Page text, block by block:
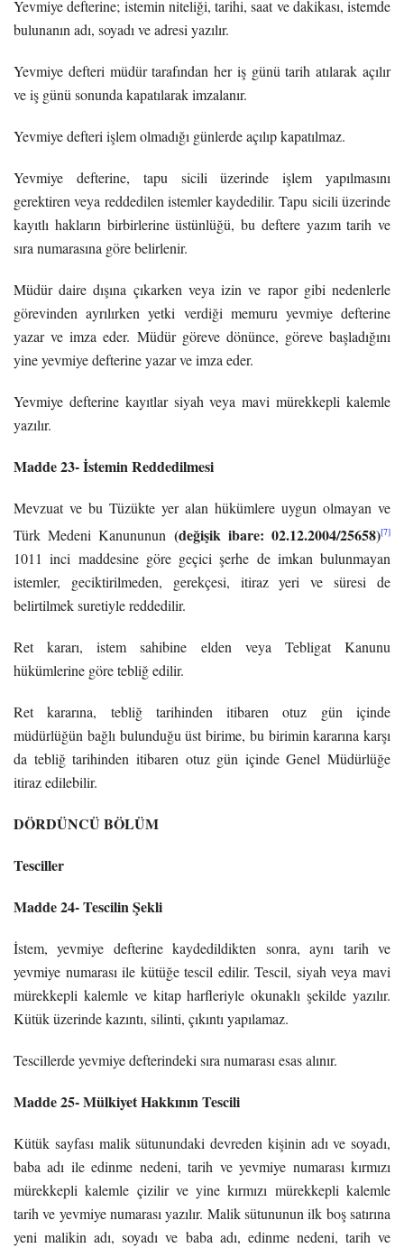
Yevmiye defterine; istemin niteliği, tarihi, saat ve dakikası, istemde
bulunanın adı, soyadı ve adresi yazılır.
Yevmiye defteri müdür tarafından her iş günü tarih atılarak açılır
ve iş günü sonunda kapatılarak imzalanır.
Yevmiye defteri işlem olmadığı günlerde açılıp kapatılmaz.
Yevmiye defterine, tapu sicili üzerinde işlem yapılmasını
gerektiren veya reddedilen istemler kaydedilir. Tapu sicili üzerinde
kayıtlı hakların birbirlerine üstünlüğü, bu deftere yazım tarih ve
sıra numarasına göre belirlenir.
Müdür daire dışına çıkarken veya izin ve rapor gibi nedenlerle
görevinden ayrılırken yetki verdiği memuru yevmiye defterine
yazar ve imza eder. Müdür göreve dönünce, göreve başladığını
yine yevmiye defterine yazar ve imza eder.
Yevmiye defterine kayıtlar siyah veya mavi mürekkepli kalemle
yazılır.
Madde 23- İstemin Reddedilmesi
Mevzuat ve bu Tüzükte yer alan hükümlere uygun olmayan ve
Türk Medeni Kanununun (değişik ibare: 02.12.2004/25658)[7]
1011 inci maddesine göre geçici şerhe de imkan bulunmayan
istemler, geciktirilmeden, gerekçesi, itiraz yeri ve süresi de
belirtilmek suretiyle reddedilir.
Ret kararı, istem sahibine elden veya Tebligat Kanunu
hükümlerine göre tebliğ edilir.
Ret kararına, tebliğ tarihinden itibaren otuz gün içinde
müdürlüğün bağlı bulunduğu üst birime, bu birimin kararına karşı
da tebliğ tarihinden itibaren otuz gün içinde Genel Müdürlüğe
itiraz edilebilir.
DÖRDÜNCÜ BÖLÜM
Tesciller
Madde 24- Tescilin Şekli
İstem, yevmiye defterine kaydedildikten sonra, aynı tarih ve
yevmiye numarası ile kütüğe tescil edilir. Tescil, siyah veya mavi
mürekkepli kalemle ve kitap harfleriyle okunaklı şekilde yazılır.
Kütük üzerinde kazıntı, silinti, çıkıntı yapılamaz.
Tescillerde yevmiye defterindeki sıra numarası esas alınır.
Madde 25- Mülkiyet Hakkının Tescili
Kütük sayfası malik sütunundaki devreden kişinin adı ve soyadı,
baba adı ile edinme nedeni, tarih ve yevmiye numarası kırmızı
mürekkepli kalemle çizilir ve yine kırmızı mürekkepli kalemle
tarih ve yevmiye numarası yazılır. Malik sütununun ilk boş satırına
yeni malikin adı, soyadı ve baba adı, edinme nedeni, tarih ve